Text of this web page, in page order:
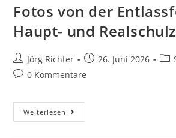
Fotos von der
Haupt- und
Jörg Richter 26. Juni 2026
0 Kommentare
Weiterlesen